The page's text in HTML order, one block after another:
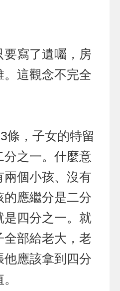
寫了遺囑，房
這觀念不完全
條，子女的特留
之一。什麼意
兩個小孩、沒有
的應繼分是二分
是四分之一。就
部給老大，老
應該拿到四分